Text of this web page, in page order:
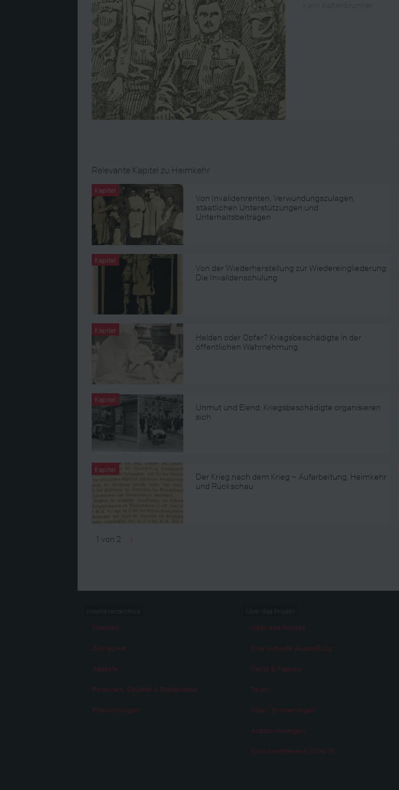
Relevante Kapitel zu Heimkehr
Kapitel
Von Invalidenrenten, Verwundungszulagen,
staatlichen Unterstützungen und
Unterhaltsbeiträgen
Kapitel
Von der Wiederherstellung zur Wiedereingliederung:
Die Invalidenschulung
Kapitel
Helden oder Opfer? Kriegsbeschädigte in der
öffentlichen Wahrnehmung
Kapitel
Unmut und Elend: Kriegsbeschädigte organisieren
sich
Kapitel
Der Krieg nach dem Krieg – Aufarbeitung, Heimkehr
und Rückschau
1 von 2 ›
Themen
Zeiträume
Aspekte
Personen, Objekte & Ereignissse
Entwicklungen
Über das Projekt
Eine virtuelle Ausstellung
Facts & Figures
Team
Über „Erinnerungen“
Auszeichnungen
Schulwettbewerb 2014/15